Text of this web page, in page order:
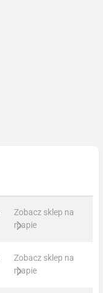
Zobacz sklep na
mapie
Zobacz sklep na
mapie